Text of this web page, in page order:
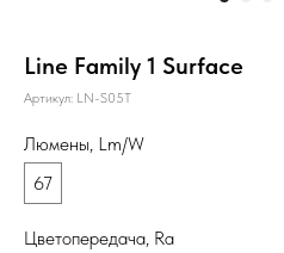
Line Family 1 Surface
Артикул: LN-S05T
Люмены, Lm/W
67
Цветопередача, Ra